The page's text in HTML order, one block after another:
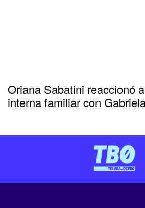
Oriana Sabatini reaccionó
interna familiar con